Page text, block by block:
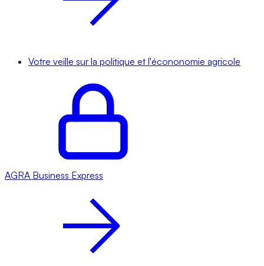
Votre veille sur la politique et l'écononomie agricole
AGRA Business Express